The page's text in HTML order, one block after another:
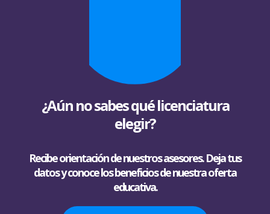
¿Aún no sabes qué licenciatura
elegir?
Recibe orientación de nuestros asesores. Deja tus
datos y conoce los beneficios de nuestra oferta
educativa.